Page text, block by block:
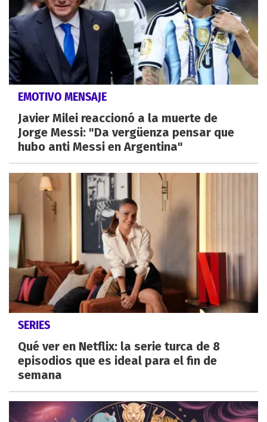
EMOTIVO MENSAJE
Javier Milei reaccionó a la muerte de
Jorge Messi: "Da vergüenza pensar que
hubo anti Messi en Argentina"
SERIES
Qué ver en Netflix: la serie turca de 8
episodios que es ideal para el fin de
semana